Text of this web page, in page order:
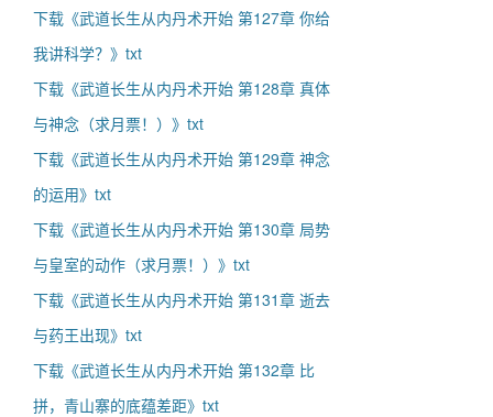
下载《武道长生从内丹术开始 第127章 你给
我讲科学？》txt
下载《武道长生从内丹术开始 第128章 真体
与神念（求月票！）》txt
下载《武道长生从内丹术开始 第129章 神念
的运用》txt
下载《武道长生从内丹术开始 第130章 局势
与皇室的动作（求月票！）》txt
下载《武道长生从内丹术开始 第131章 逝去
与药王出现》txt
下载《武道长生从内丹术开始 第132章 比
拼，青山寨的底蕴差距》txt